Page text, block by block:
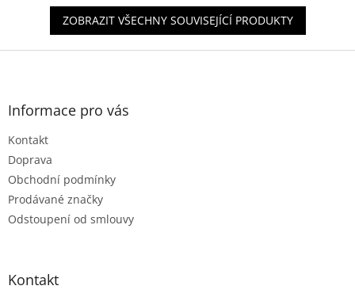
hvězdiček.
ZOBRAZIT VŠECHNY SOUVISEJÍCÍ PRODUKTY
Z
Informace pro vás
Kontakt
Doprava
Obchodní podmínky
Prodávané značky
Odstoupení od smlouvy
Kontakt